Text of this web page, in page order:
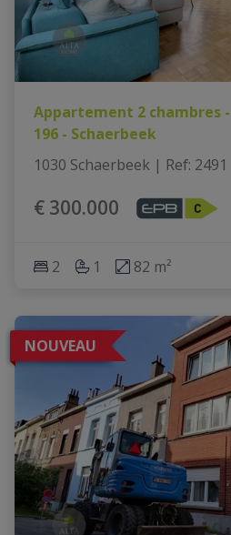
Appartement 2 chambres
196 - Schaerbeek
1030 Schaerbeek | Ref: 2491
€ 300.000
2 1 82 m²
NOUVEAU